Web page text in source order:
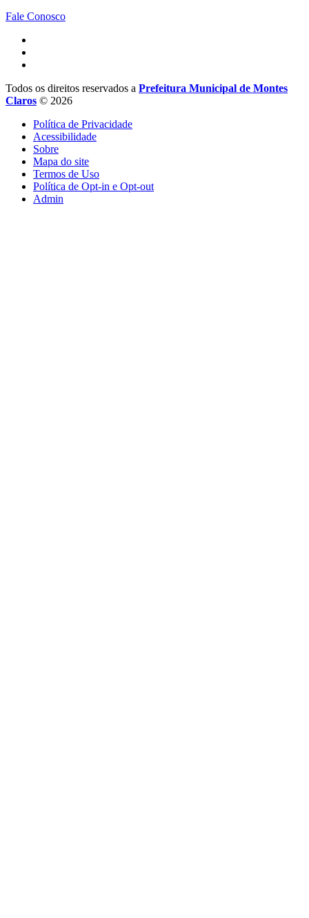
Fale Conosco
Todos os direitos reservados a Prefeitura Municipal de Montes
Claros © 2026
Política de Privacidade
Acessibilidade
Sobre
Mapa do site
Termos de Uso
Política de Opt-in e Opt-out
Admin